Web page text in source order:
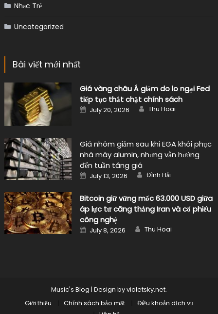
Nhạc Trẻ
Uncategorized
Bài viết mới nhất
Giá vàng châu Á giảm do lo ngại Fed
tiếp tục thắt chặt chính sách
Posted
on
July 20, 2026 Author
Thu Hoai
Giá nhôm giảm sau khi EGA khôi phục
nhà máy alumin, nhưng vẫn hướng
đến tuần tăng giá
Posted
on
July 13, 2026 Author
Đình Hải
Bitcoin giữ vững mốc 63.000 USD giữa
áp lực từ căng thẳng Iran và cổ phiếu
công nghệ
Posted
on
July 8, 2026 Author
Thu Hoai
Music's Blog | Design byvioletsky.net.
Giới thiệu
Chính sách bảo mật
Điều khoản dịch vụ